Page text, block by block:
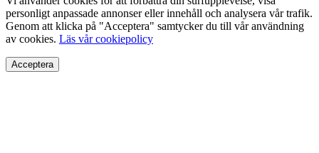
personligt anpassade annonser eller innehåll och analysera vår trafik.
Genom att klicka på "Acceptera" samtycker du till vår användning
av cookies. Läs vår cookiepolicy
Acceptera